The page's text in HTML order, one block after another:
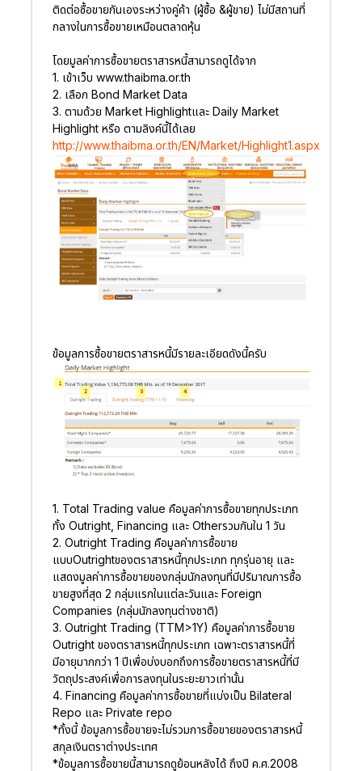
ติดต่อซื้อขายกันเองระหว่างคู่ค้า (ผู้ซื้อ &ผู้ขาย) ไม่มีสถานที่
กลางในการซื้อขายเหมือนตลาดหุ้น
โดยมูลค่าการซื้อขายตราสารหนี้สามารถดูได้จาก
1. เข้าเว็บ www.thaibma.or.th
2. เลือก Bond Market Data
3. ตามด้วย Market Highlightและ Daily Market
Highlight หรือ ตามลิงค์นี้ได้เลย
http://www.thaibma.or.th/EN/Market/Highlight1.aspx
ข้อมูลการซื้อขายตราสารหนี้มีรายละเอียดดังนี้ครับ
1. Total Trading value คือมูลค่าการซื้อขายทุกประเภท
ทั้ง Outright, Financing และ Otherรวมกันใน 1 วัน
2. Outright Trading คือมูลค่าการซื้อขาย
แบบOutrightของตราสารหนี้ทุกประเภท ทุกรุ่นอายุ และ
แสดงมูลค่าการซื้อขายของกลุ่มนักลงทุนที่มีปริมาณการซื้อ
ขายสูงที่สุด 2 กลุ่มแรกในแต่ละวันและ Foreign
Companies (กลุ่มนักลงทุนต่างชาติ)
3. Outright Trading (TTM>1Y) คือมูลค่าการซื้อขาย
Outright ของตราสารหนี้ทุกประเภท เฉพาะตราสารหนี้ที่
มีอายุมากกว่า 1 ปีเพื่อบ่งบอกถึงการซื้อขายตราสารหนี้ที่มี
วัตถุประสงค์เพื่อการลงทุนในระยะยาวเท่านั้น
4. Financing คือมูลค่าการซื้อขายที่แบ่งเป็น Bilateral
Repo และ Private repo
*ทั้งนี้ ข้อมูลการซื้อขายจะไม่รวมการซื้อขายของตราสารหนี้
สกุลเงินตราต่างประเทศ
*ข้อมูลการซื้อขายนี้สามารถดูย้อนหลังได้ ถึงปี ค.ศ.2008